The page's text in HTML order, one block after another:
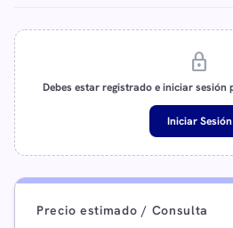
lock
Debes estar registrado e iniciar
Iniciar Sesión
Precio estimado / Consulta